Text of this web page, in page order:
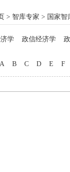
> 智库专家 > 国家智
学 政信经济学
名医西药 非遗文化
A B C D E F